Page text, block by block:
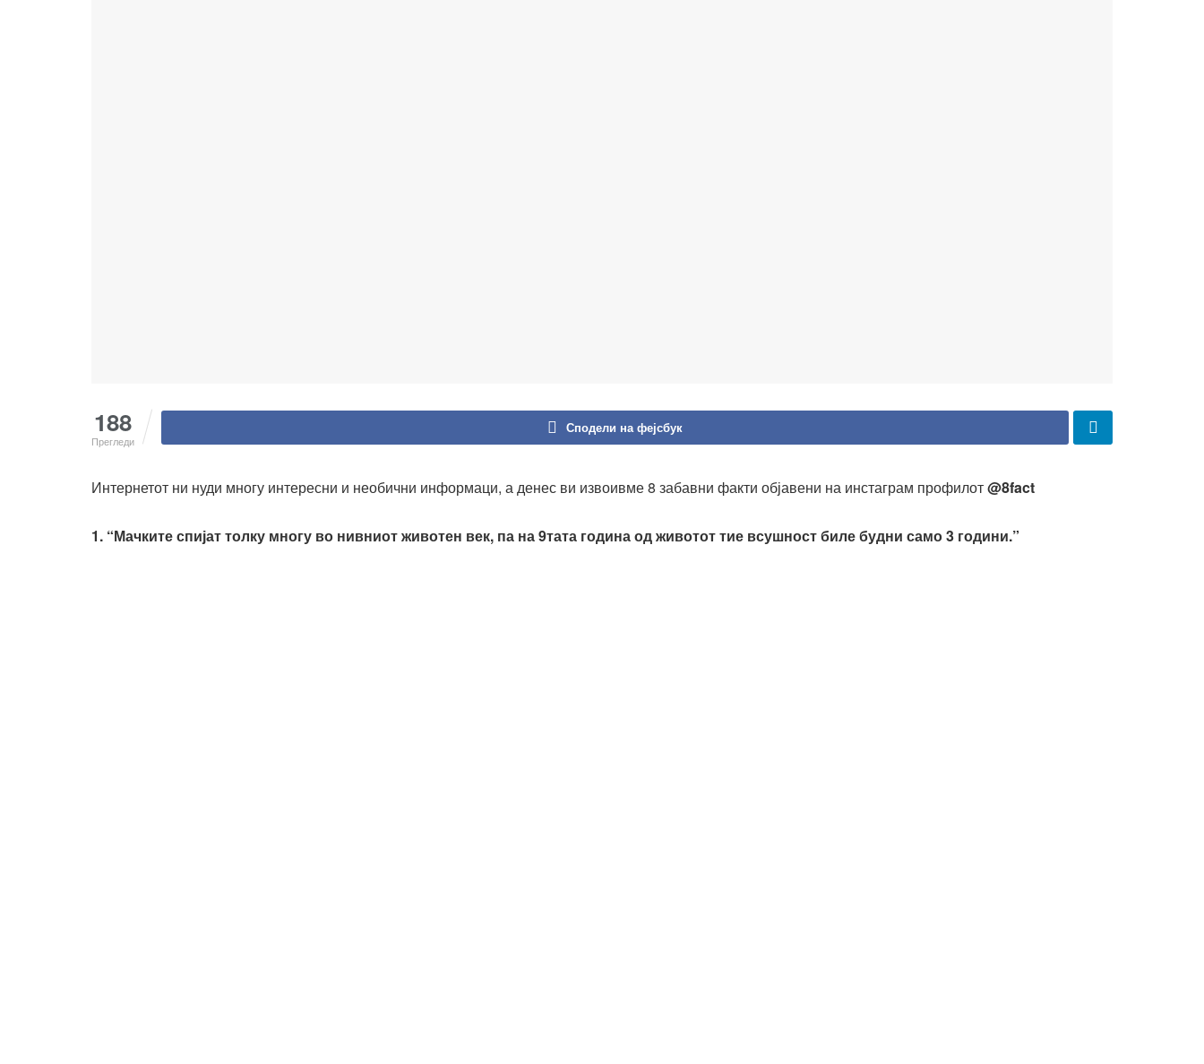
188
Прегледи
Сподели на фејсбук
Интернетот ни нуди многу интересни и необични информаци, а денес ви извоивме 8 забавни факти објавени на инстаграм профилот@8fact
1. “Мачките спијат толку многу во нивниот животен век, па на 9тата година од животот тие всушност биле будни само 3 години.”